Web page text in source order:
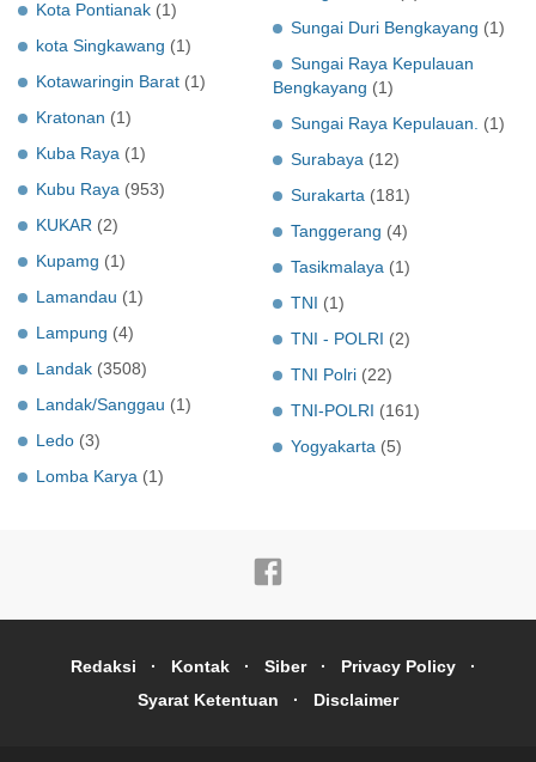
Kota Pontianak (1)
kota Singkawang (1)
Kotawaringin Barat (1)
Kratonan (1)
Kuba Raya (1)
Kubu Raya (953)
KUKAR (2)
Kupamg (1)
Lamandau (1)
Lampung (4)
Landak (3508)
Landak/Sanggau (1)
Ledo (3)
Lomba Karya (1)
Sungai Duri Bengkayang (1)
Sungai Raya Kepulauan
Bengkayang (1)
Sungai Raya Kepulauan.
(1)
Surabaya (12)
Surakarta (181)
Tanggerang (4)
Tasikmalaya (1)
TNI (1)
TNI - POLRI (2)
TNI Polri (22)
TNI-POLRI (161)
Yogyakarta (5)
Redaksi Kontak Siber
Privacy Policy
Syarat Ketentuan
Disclaimer